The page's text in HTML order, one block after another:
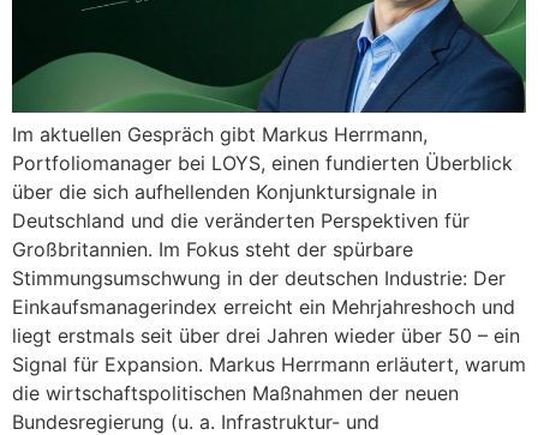
Im aktuellen Gespräch gibt Markus Herrmann,
Portfoliomanager bei LOYS, einen fundierten Überblick
über die sich aufhellenden Konjunktursignale in
Deutschland und die veränderten Perspektiven für
Großbritannien. Im Fokus steht der spürbare
Stimmungsumschwung in der deutschen Industrie: Der
Einkaufsmanagerindex erreicht ein Mehrjahreshoch und
liegt erstmals seit über drei Jahren wieder über 50 – ein
Signal für Expansion. Markus Herrmann erläutert, warum
die wirtschaftspolitischen Maßnahmen der neuen
Bundesregierung (u. a. Infrastruktur- und